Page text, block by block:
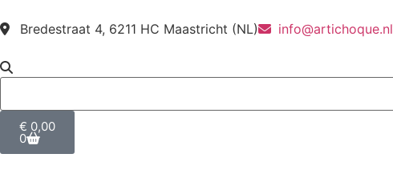
Bredestraat 4, 6211 HC Maastricht (NL) info@artichoque.nl
€ 0,00
0